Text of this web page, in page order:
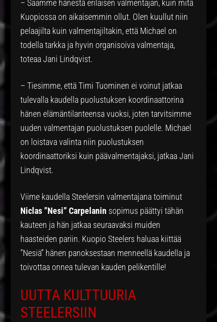
– Saamme hänestä erilaisen valmentajan, kuin mitä
Kuopiossa on aikaisemmin ollut. Olen kuullut niin
pelaajilta kuin valmentajiltakin, että Michael on
todella tarkka ja hyvin organisoiva valmentaja,
toteaa Jani Lindqvist.
– Tiesimme, että Timi Tuominen ei voinut jatkaa
tulevalla kaudella puolustuksen koordinaattorina
hänen elämäntilanteensa vuoksi, joten tarvitsimme
uuden valmentajan puolustuksen puolelle. Michael
on loistava valinta niin puolustuksen
koordinaattoriksi kuin päävalmentajaksi, jatkaa Jani
Lindqvist.
Viime kaudella Steelersin valmentajana toiminut
Niclas ”Nesi” Carpelanin sopimus päättyi tähän
kauteen ja hän jatkaa seuraavaksi muiden
haasteiden pariin. Kuopio Steelers haluaa kiittää
”Nesiä” hänen panoksestaan menneellä kaudella ja
toivottaa onnea tulevan kauden pelikentille!
UUTTA KULTTUURIA
STEELERSIIN